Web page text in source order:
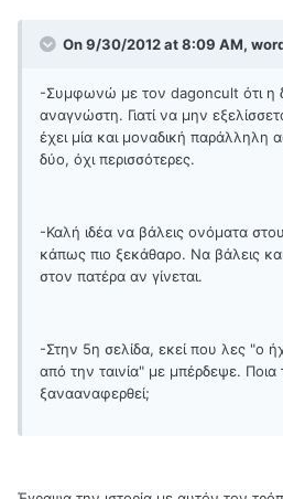
On 9/30/2012 at 8:09 AM,
-Συμφωνώ με τον dagoncult ότι η
αναγνώστη. Γιατί να μην
έχει μία και μοναδική
δύο, όχι περισσότερες.
-Καλή ιδέα να βάλεις ονόματα
κάπως πιο ξεκάθαρο. Να βάλεις
στον πατέρα αν γίνεται.
-Στην 5η σελίδα, εκεί που λες "ο
από την ταινία" με μπέρδεψε. Ποια
ξανααναφερθεί;